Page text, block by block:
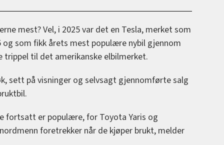
mest? Vel, i 2025 var det en Tesla, merket som
som fikk årets mest populære nybil gjennom
trippel til det amerikanske elbilmerket.
sett på visninger og selvsagt gjennomførte salg
fortsatt er populære, for Toyota Yaris og
foretrekker når de kjøper brukt, melder